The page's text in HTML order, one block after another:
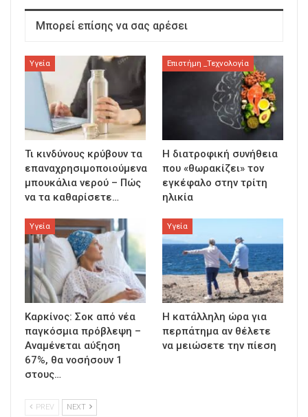
Μπορεί επίσης να σας αρέσει
Υγεία
Τι κινδύνους κρύβουν τα
επαναχρησιμοποιούμενα
μπουκάλια νερού – Πώς
να τα καθαρίσετε…
Επιστήμη _Τεχνολογία
Η διατροφική συνήθεια
που «θωρακίζει» τον
εγκέφαλο στην τρίτη
ηλικία
Υγεία
Καρκίνος: Σοκ από νέα
παγκόσμια πρόβλεψη –
Αναμένεται αύξηση
67%, θα νοσήσουν 1
στους…
Υγεία
Η κατάλληλη ώρα για
περπάτημα αν θέλετε
να μειώσετε την πίεση
PREV NEXT